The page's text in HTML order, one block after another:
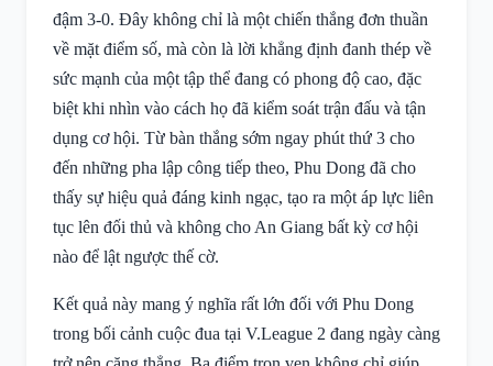
đậm 3-0. Đây không chỉ là một chiến thắng đơn thuần
về mặt điểm số, mà còn là lời khẳng định đanh thép về
sức mạnh của một tập thể đang có phong độ cao, đặc
biệt khi nhìn vào cách họ đã kiểm soát trận đấu và tận
dụng cơ hội. Từ bàn thắng sớm ngay phút thứ 3 cho
đến những pha lập công tiếp theo, Phu Dong đã cho
thấy sự hiệu quả đáng kinh ngạc, tạo ra một áp lực liên
tục lên đối thủ và không cho An Giang bất kỳ cơ hội
nào để lật ngược thế cờ.
Kết quả này mang ý nghĩa rất lớn đối với Phu Dong
trong bối cảnh cuộc đua tại V.League 2 đang ngày càng